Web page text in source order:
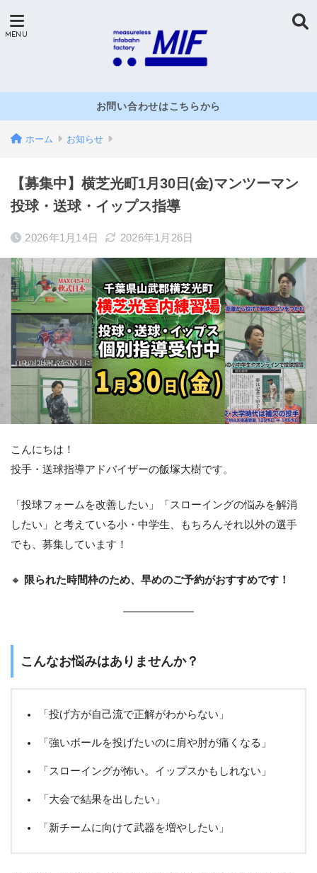
お問い合わせはこちらから
ホーム お知らせ
【募集中】横芝光町1月30日(金)マンツーマン
投球・送球・イップス指導
2026年1月14日 2026年1月26日
こんにちは！
投手・送球指導アドバイザーの飯塚大樹です。
「投球フォームを改善したい」「スローイングの悩みを解消
したい」と考えている小・中学生、もちろんそれ以外の選手
でも、募集しています！
🔸 限られた時間枠のため、早めのご予約がおすすめです！
こんなお悩みはありませんか？
「投げ方が自己流で正解がわからない」
「強いボールを投げたいのに肩や肘が痛くなる」
「スローイングが怖い。イップスかもしれない」
「大会で結果を出したい」
「新チームに向けて武器を増やしたい」